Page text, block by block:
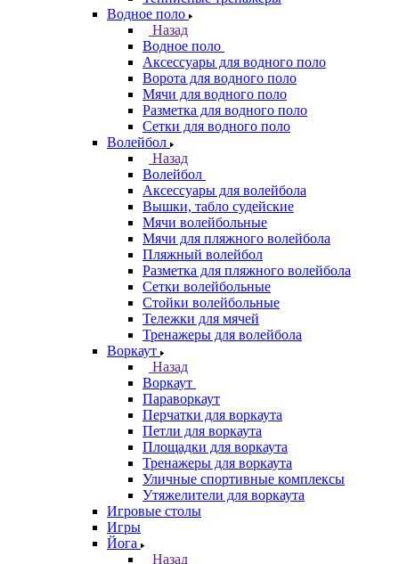
Водное поло
Назад
Водное поло
Аксессуары для водного поло
Ворота для водного поло
Мячи для водного поло
Разметка для водного поло
Сетки для водного поло
Волейбол
Назад
Волейбол
Аксессуары для волейбола
Вышки, табло судейские
Мячи волейбольные
Мячи для пляжного волейбола
Пляжный волейбол
Разметка для пляжного волейбола
Сетки волейбольные
Стойки волейбольные
Тележки для мячей
Тренажеры для волейбола
Воркаут
Назад
Воркаут
Параворкаут
Перчатки для воркаута
Петли для воркаута
Площадки для воркаута
Тренажеры для воркаута
Уличные спортивные комплексы
Утяжелители для воркаута
Игровые столы
Игры
Йога
Назад